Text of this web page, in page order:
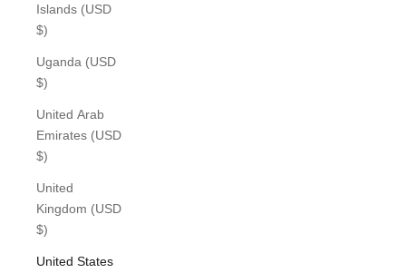
Islands (USD
$)
Uganda (USD
$)
United Arab
Emirates (USD
$)
United
Kingdom (USD
$)
United States